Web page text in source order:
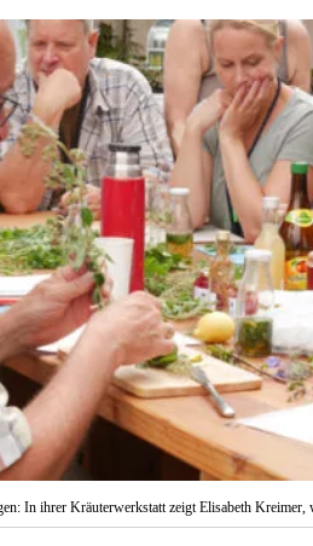
In ihrer Kräuterwerkstatt zeigt Elisabeth Kreimer,